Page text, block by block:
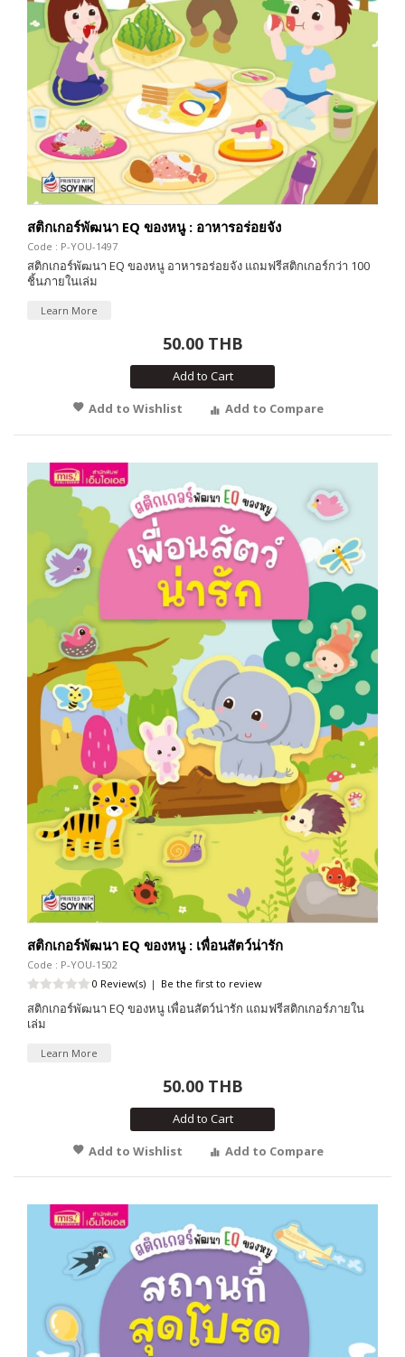
สติกเกอร์พัฒนา EQ ของหนู : อาหารอร่อยจัง
Code : P-YOU-1497
สติกเกอร์พัฒนา EQ ของหนู อาหารอร่อยจัง แถมฟรีสติกเกอร์กว่า 100
ชิ้นภายในเล่ม
Learn More
50.00 THB
Add to Cart
Add to Wishlist
Add to Compare
สติกเกอร์พัฒนา EQ ของหนู : เพื่อนสัตว์น่ารัก
Code : P-YOU-1502
0 Review(s) | Be the first to review
สติกเกอร์พัฒนา EQ ของหนู เพื่อนสัตว์น่ารัก แถมฟรีสติกเกอร์ภายใน
เล่ม
Learn More
50.00 THB
Add to Cart
Add to Wishlist
Add to Compare